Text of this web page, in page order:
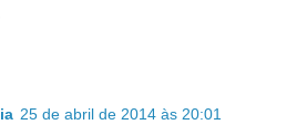
25 de abril de 2014 às 20:01